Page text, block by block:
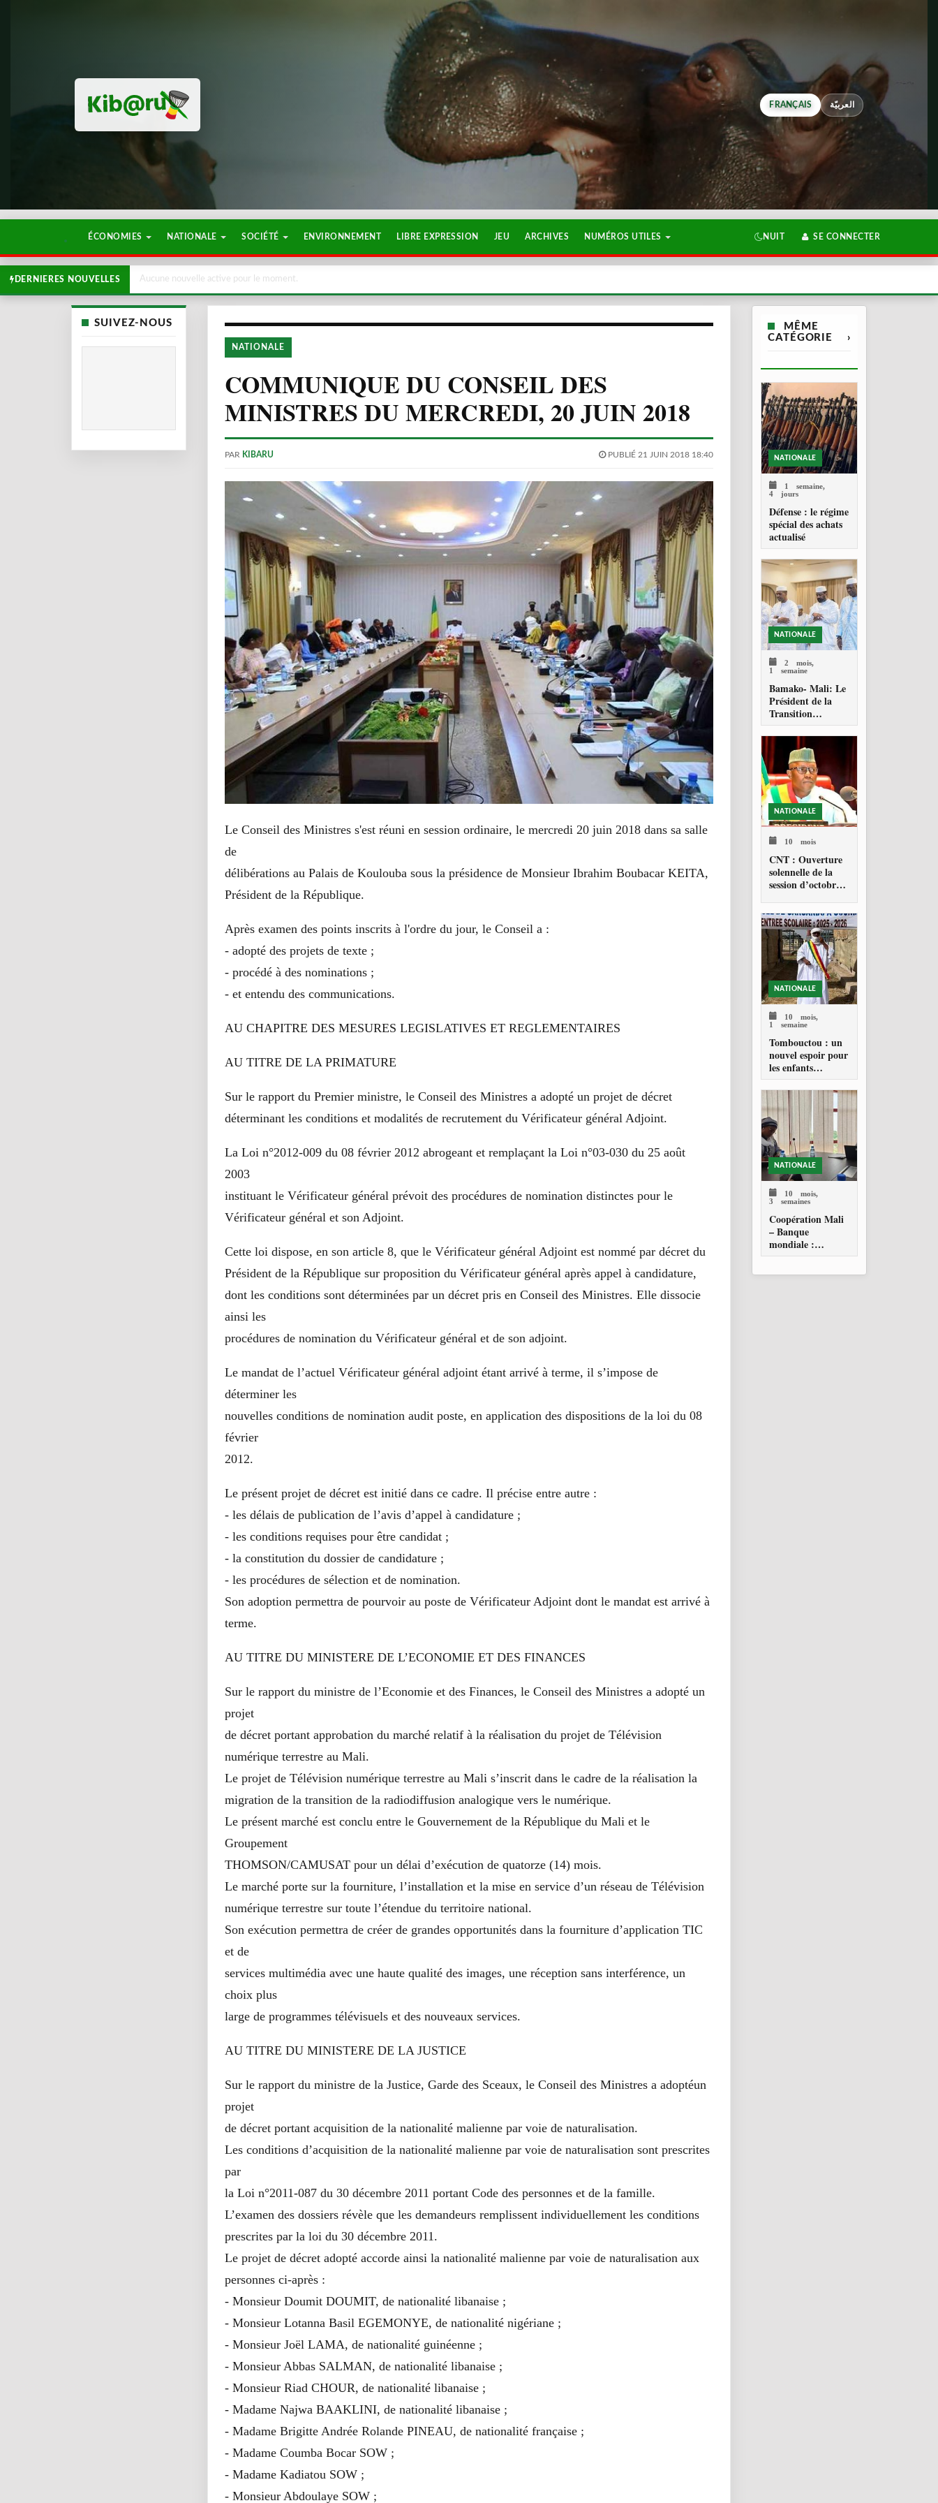
FRANÇAIS العربيّة
ÉCONOMIES NATIONALE SOCIÉTÉ ENVIRONNEMENT LIBRE EXPRESSION JEU ARCHIVES NUMÉROS UTILES NUIT SE CONNECTER
DERNIERES NOUVELLES Aucune nouvelle active pour le moment.
SUIVEZ-NOUS
NATIONALE
COMMUNIQUE DU CONSEIL DES
MINISTRES DU MERCREDI, 20 JUIN 2018
PAR KIBARU PUBLIÉ 21 JUIN 2018 18:40
Le Conseil des Ministres s'est réuni en session ordinaire, le mercredi 20 juin 2018 dans sa salle
de
délibérations au Palais de Koulouba sous la présidence de Monsieur Ibrahim Boubacar KEITA,
Président de la République.
Après examen des points inscrits à l'ordre du jour, le Conseil a :
- adopté des projets de texte ;
- procédé à des nominations ;
- et entendu des communications.
AU CHAPITRE DES MESURES LEGISLATIVES ET REGLEMENTAIRES
AU TITRE DE LA PRIMATURE
Sur le rapport du Premier ministre, le Conseil des Ministres a adopté un projet de décret
déterminant les conditions et modalités de recrutement du Vérificateur général Adjoint.
La Loi n°2012-009 du 08 février 2012 abrogeant et remplaçant la Loi n°03-030 du 25 août
2003
instituant le Vérificateur général prévoit des procédures de nomination distinctes pour le
Vérificateur général et son Adjoint.
Cette loi dispose, en son article 8, que le Vérificateur général Adjoint est nommé par décret du
Président de la République sur proposition du Vérificateur général après appel à candidature,
dont les conditions sont déterminées par un décret pris en Conseil des Ministres. Elle dissocie
ainsi les
procédures de nomination du Vérificateur général et de son adjoint.
Le mandat de l’actuel Vérificateur général adjoint étant arrivé à terme, il s’impose de
déterminer les
nouvelles conditions de nomination audit poste, en application des dispositions de la loi du 08
février
2012.
Le présent projet de décret est initié dans ce cadre. Il précise entre autre :
- les délais de publication de l’avis d’appel à candidature ;
- les conditions requises pour être candidat ;
- la constitution du dossier de candidature ;
- les procédures de sélection et de nomination.
Son adoption permettra de pourvoir au poste de Vérificateur Adjoint dont le mandat est arrivé à
terme.
AU TITRE DU MINISTERE DE L’ECONOMIE ET DES FINANCES
Sur le rapport du ministre de l’Economie et des Finances, le Conseil des Ministres a adopté un
projet
de décret portant approbation du marché relatif à la réalisation du projet de Télévision
numérique terrestre au Mali.
Le projet de Télévision numérique terrestre au Mali s’inscrit dans le cadre de la réalisation la
migration de la transition de la radiodiffusion analogique vers le numérique.
Le présent marché est conclu entre le Gouvernement de la République du Mali et le
Groupement
THOMSON/CAMUSAT pour un délai d’exécution de quatorze (14) mois.
Le marché porte sur la fourniture, l’installation et la mise en service d’un réseau de Télévision
numérique terrestre sur toute l’étendue du territoire national.
Son exécution permettra de créer de grandes opportunités dans la fourniture d’application TIC
et de
services multimédia avec une haute qualité des images, une réception sans interférence, un
choix plus
large de programmes télévisuels et des nouveaux services.
AU TITRE DU MINISTERE DE LA JUSTICE
Sur le rapport du ministre de la Justice, Garde des Sceaux, le Conseil des Ministres a adoptéun
projet
de décret portant acquisition de la nationalité malienne par voie de naturalisation.
Les conditions d’acquisition de la nationalité malienne par voie de naturalisation sont prescrites
par
la Loi n°2011-087 du 30 décembre 2011 portant Code des personnes et de la famille.
L’examen des dossiers révèle que les demandeurs remplissent individuellement les conditions
prescrites par la loi du 30 décembre 2011.
Le projet de décret adopté accorde ainsi la nationalité malienne par voie de naturalisation aux
personnes ci-après :
- Monsieur Doumit DOUMIT, de nationalité libanaise ;
- Monsieur Lotanna Basil EGEMONYE, de nationalité nigériane ;
- Monsieur Joël LAMA, de nationalité guinéenne ;
- Monsieur Abbas SALMAN, de nationalité libanaise ;
- Monsieur Riad CHOUR, de nationalité libanaise ;
- Madame Najwa BAAKLINI, de nationalité libanaise ;
- Madame Brigitte Andrée Rolande PINEAU, de nationalité française ;
- Madame Coumba Bocar SOW ;
- Madame Kadiatou SOW ;
- Monsieur Abdoulaye SOW ;
MÊME
CATÉGORIE
›
NATIONALE
1 semaine,
4 jours
Défense : le régime
spécial des achats
actualisé
NATIONALE
2 mois,
1 semaine
Bamako- Mali: Le
Président de la
Transition
accompli la prière
de l'Aid Al ADHA
NATIONALE
10 mois
CNT : Ouverture
solennelle de la
session d’octobre
de la solidarité
sahélienne
NATIONALE
10 mois,
1 semaine
Tombouctou : un
nouvel espoir pour
les enfants
déplacés
NATIONALE
10 mois,
3 semaines
Coopération Mali
– Banque
mondiale :
PRUBA et PRTD